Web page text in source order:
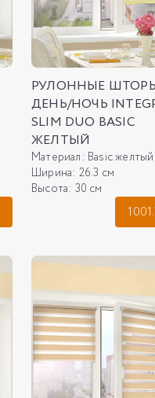
РУЛОННЫЕ
ДЕНЬ/НОЧЬ
SLIM DUO BASIC
ЖЕЛТЫЙ
Материал: Basic желтый
Ширина: 26.3 см
Высота: 30 см